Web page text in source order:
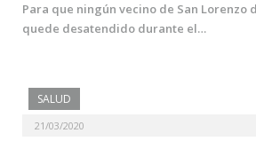
Para que ningún vecino de San Lorenzo
quede desatendido durante el…
SALUD
21/03/2020